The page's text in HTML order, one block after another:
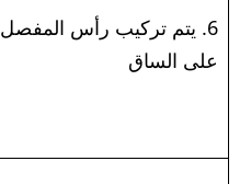
6. يتم تركيب رأس المفصل
على الساق